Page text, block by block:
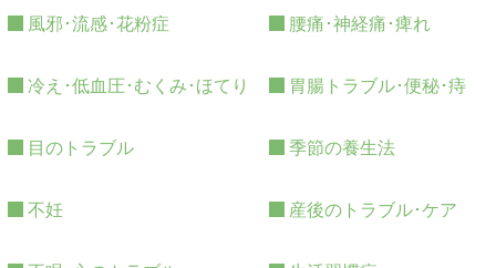
風邪･流感･花粉症 腰痛･神経痛･痺れ
冷え･低血圧･むくみ･ほてり 胃腸トラブル･便秘･痔
目のトラブル 季節の養生法
不妊 産後のトラブル･ケア